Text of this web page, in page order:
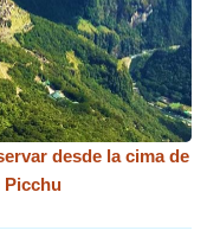
desde la cima de
Picchu